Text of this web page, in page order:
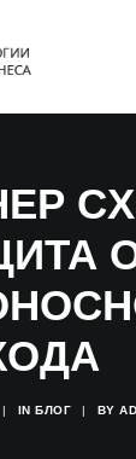
СЕРВЕРОВ
| INБЛОГ | BY